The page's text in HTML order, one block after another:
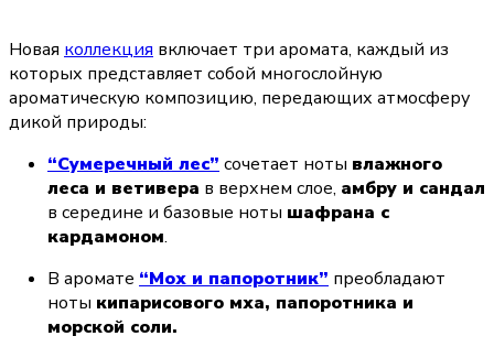
Новая коллекция включает три аромата, каждый из
которых представляет собой многослойную
ароматическую композицию, передающих атмосферу
дикой природы:
“Сумеречный лес” сочетает ноты влажного
леса и ветивера в верхнем слое, амбру и сандал
в середине и базовые ноты шафрана с
кардамоном.
В аромате “Мох и папоротник” преобладают
ноты кипарисового мха, папоротника и
морской соли.